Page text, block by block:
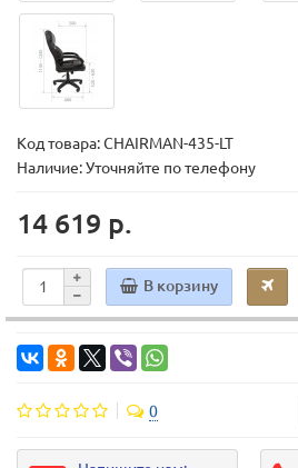
Код товара:CHAIRMAN-435-LT
Наличие: Уточняйте по телефону
14 619 р.
В корзину
0